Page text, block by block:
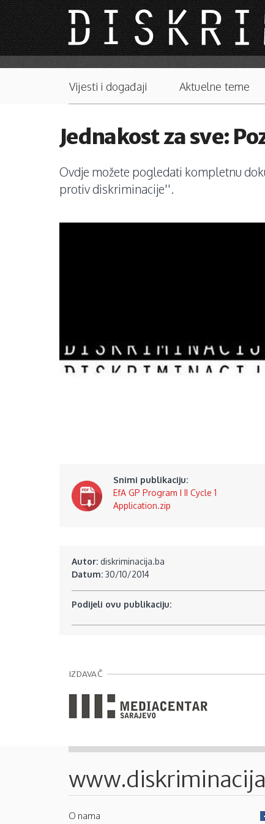
Skip to main content
Main menu
Vijesti i događaji Aktuelne teme
Jednakost za sve:
Ovdje možete pogledati kompletnu
protiv diskriminacije''.
Snimi publikaciju:
EfA GP Program I II Cycle 1
Application.zip
Autor: diskriminacija.ba
Datum: 30/10/2014
Podijeli ovu publikaciju:
IZDAVAČ
O nama